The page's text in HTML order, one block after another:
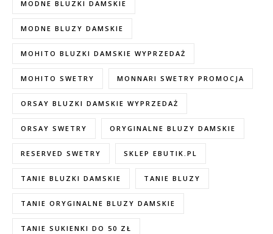
MODNE BLUZKI DAMSKIE
MODNE BLUZY DAMSKIE
MOHITO BLUZKI DAMSKIE WYPRZEDAŻ
MOHITO SWETRY MONNARI SWETRY PROMOCJA
ORSAY BLUZKI DAMSKIE WYPRZEDAŻ
ORSAY SWETRY ORYGINALNE BLUZY DAMSKIE
RESERVED SWETRY SKLEP EBUTIK.PL
TANIE BLUZKI DAMSKIE TANIE BLUZY
TANIE ORYGINALNE BLUZY DAMSKIE
TANIE SUKIENKI DO 50 ZŁ